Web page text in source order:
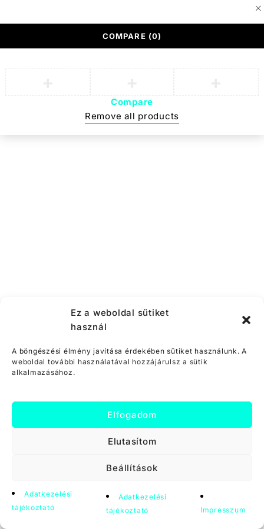
Ez a weboldal sütiket
használ
A böngészési élmény javítása érdekében sütiket használunk. A
weboldal további használatával hozzájárulsz a sütik
alkalmazásához.
Elfogadom
Elutasítom
Beállítások
Adatkezelési
tájékoztató
Adatkezelési
tájékoztató
Impresszum
The Chair Collection
The Best Lamps
COMPARE (0)
Compare
Remove all products